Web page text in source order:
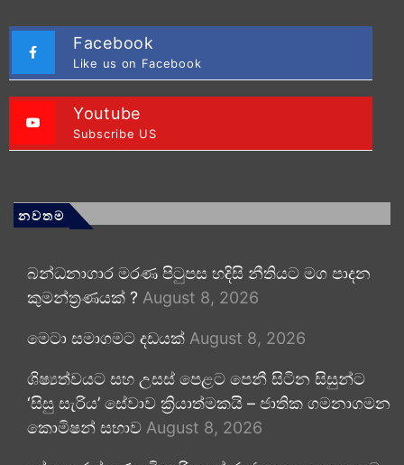
Facebook
Like us on Facebook
Youtube
Subscribe US
නවතම
බන්ධනාගාර මරණ පිටුපස හදිසි නීතියට මග පාදන
කුමන්ත්‍රණයක් ? August 8, 2026
මෙටා සමාගමට දඩයක් August 8, 2026
ශිෂ්‍යත්වයට සහ උසස් පෙළට පෙනී සිටින සිසුන්ට
‘සිසු සැරිය’ සේවාව ක්‍රියාත්මකයි – ජාතික ගමනාගමන
කොමිෂන් සභාව August 8, 2026